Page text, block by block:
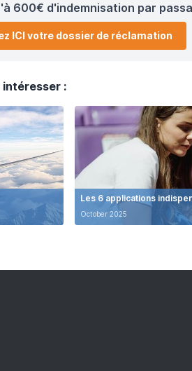
600€ d'indemnisation par
ICI votre dossier de réclamation
:
Les 6 applications
October 2025